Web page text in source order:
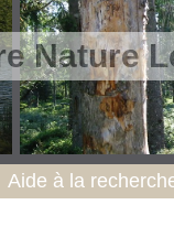
Nature
Aide à la